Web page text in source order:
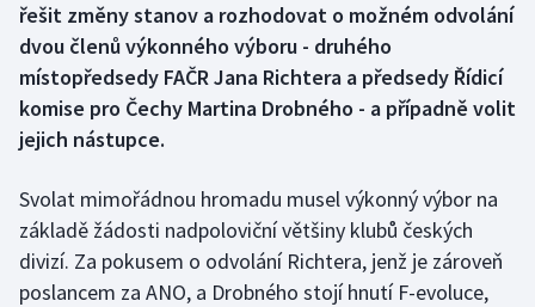
Curling
Dostihy
Futsal
Golf
řešit změny stanov a rozhodovat o možném odvolání
dvou členů výkonného výboru - druhého
místopředsedy FAČR Jana Richtera a předsedy Řídicí
komise pro Čechy Martina Drobného - a případně volit
jejich nástupce.
Svolat mimořádnou hromadu musel výkonný výbor na
základě žádosti nadpoloviční většiny klubů českých
divizí. Za pokusem o odvolání Richtera, jenž je zároveň
poslancem za ANO, a Drobného stojí hnutí F-evoluce,